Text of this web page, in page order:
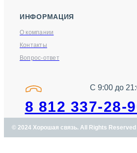
ИНФОРМАЦИЯ
О компании
Контакты
Вопрос-ответ
С 9:00 до
8 812 337-28-
© 2024 Хорошая связь. All Rights Reserved